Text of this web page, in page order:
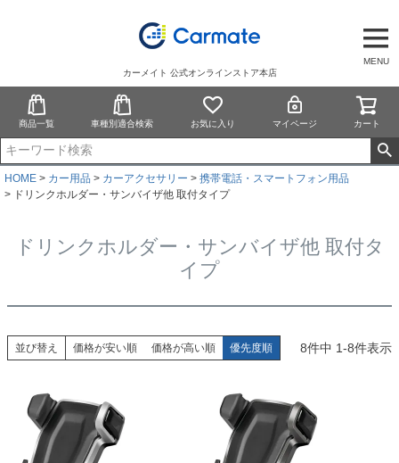
MENU
カーメイト 公式オンラインストア本店
商品一覧 車種別適合検索 お気に入り マイページ カート
HOME カー用品 カーアクセサリー
携帯電話・スマートフォン用品
ドリンクホルダー・サンバイザ他 取付タイプ
ドリンクホルダー・サンバイザ他 取付タ
イプ
並び替え 価格が安い順 価格が高い順 優先度順 8件中 1-8件表示